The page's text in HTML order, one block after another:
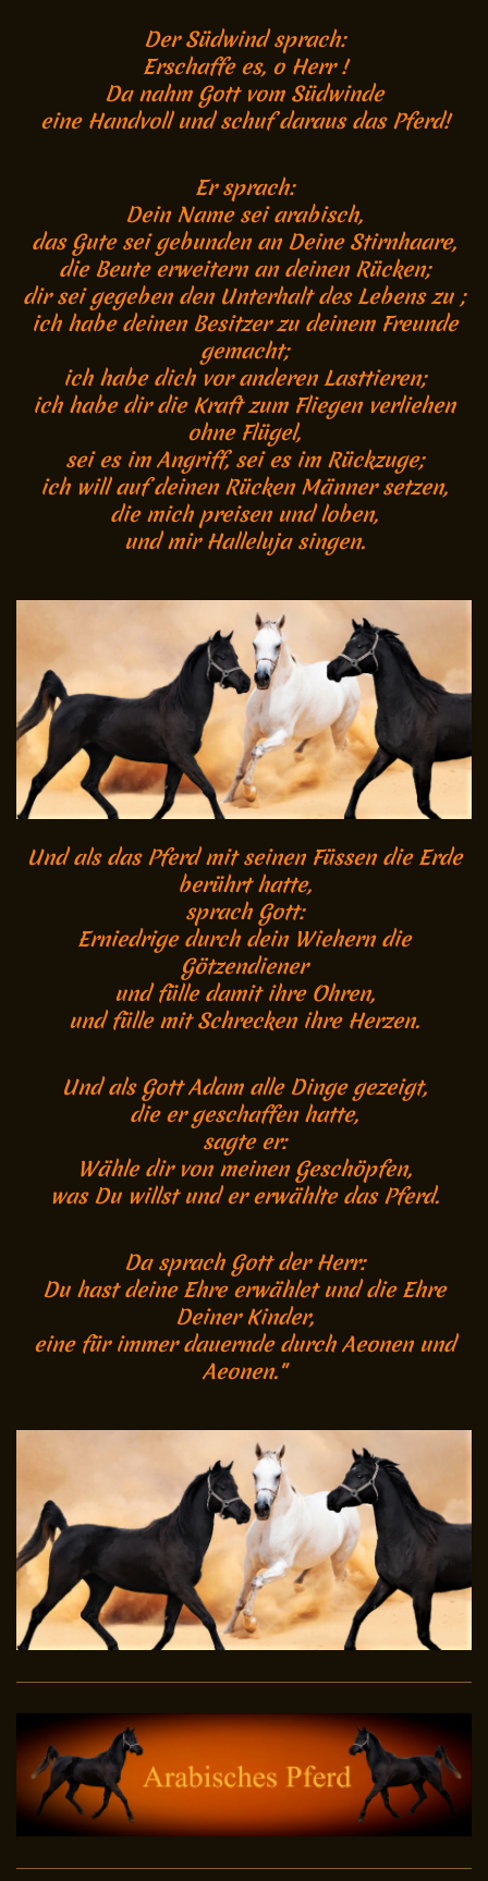
Der Südwind sprach:
Erschaffe es, o Herr !
Da nahm Gott vom Südwinde
eine Handvoll und schuf daraus das Pferd!
Er sprach:
Dein Name sei arabisch,
das Gute sei gebunden an Deine Stirnhaare,
die Beute erweitern an deinen Rücken;
dir sei gegeben den Unterhalt des Lebens zu ;
ich habe deinen Besitzer zu deinem Freunde
gemacht;
ich habe dich vor anderen Lasttieren;
ich habe dir die Kraft zum Fliegen verliehen
ohne Flügel,
sei es im Angriff, sei es im Rückzuge;
ich will auf deinen Rücken Männer setzen,
die mich preisen und loben,
und mir Halleluja singen.
Und als das Pferd mit seinen Füssen die Erde
berührt hatte,
sprach Gott:
Erniedrige durch dein Wiehern die
Götzendiener
und fülle damit ihre Ohren,
und fülle mit Schrecken ihre Herzen.
Und als Gott Adam alle Dinge gezeigt,
die er geschaffen hatte,
sagte er:
Wähle dir von meinen Geschöpfen,
was Du willst und er erwählte das Pferd.
Da sprach Gott der Herr:
Du hast deine Ehre erwählet und die Ehre
Deiner Kinder,
eine für immer dauernde durch Aeonen und
Aeonen."